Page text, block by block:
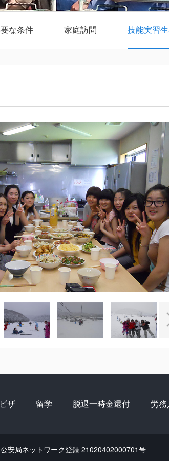
な条件 家庭訪問 技能実習
ザ 留学 脱退一時金還付 労
安局ネットワーク登録 21020402000701号